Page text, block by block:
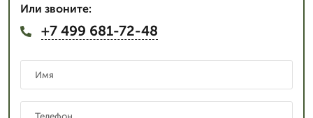
Или звоните:
+7 499 681-72-48